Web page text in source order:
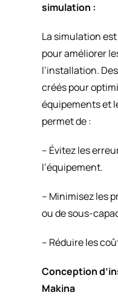
simulation :
La simulation
pour améliorer
l’installation.
créés pour
équipements et
permet de :
– Évitez les
l’équipement.
– Minimisez les
ou de sous-
– Réduire les
Conception
Makina